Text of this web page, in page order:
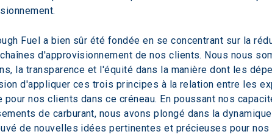
Fuel a bien sûr été fondée en se concentrant sur la
d'approvisionnement de nos clients. Nous nous
la transparence et l'équité dans la manière dont les
d'appliquer ces trois principes à la relation entre les
pour nos clients dans ce créneau. En poussant nos
de carburant, nous avons plongé dans la
de nouvelles idées pertinentes et précieuses pour nos